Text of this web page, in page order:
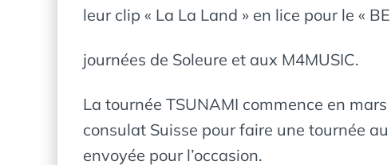
leur clip « La La Land » en lice pour le «
journées de Soleure et aux M4MUSIC.
La tournée TSUNAMI commence en
consulat Suisse pour faire une tournée
envoyée pour l’occasion.